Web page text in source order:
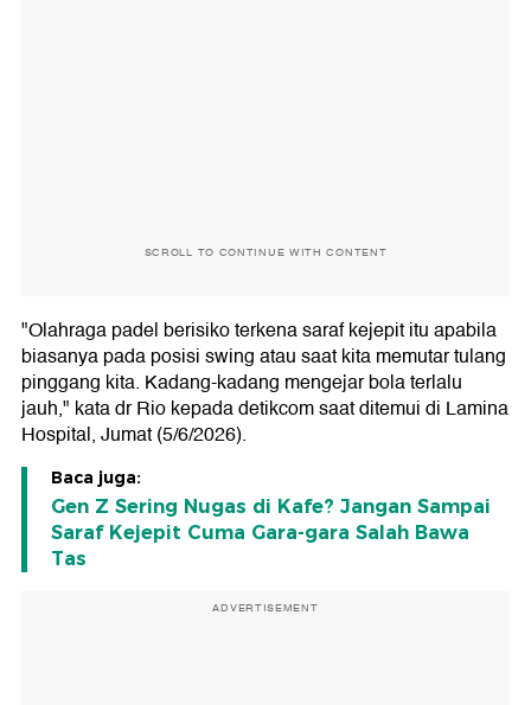
SCROLL TO CONTINUE WITH CONTENT
"Olahraga padel berisiko terkena saraf kejepit itu apabila
biasanya pada posisi swing atau saat kita memutar tulang
pinggang kita. Kadang-kadang mengejar bola terlalu
jauh," kata dr Rio kepada detikcom saat ditemui di Lamina
Hospital, Jumat (5/6/2026).
Baca juga:
Gen Z Sering Nugas di Kafe? Jangan Sampai
Saraf Kejepit Cuma Gara-gara Salah Bawa
Tas
ADVERTISEMENT